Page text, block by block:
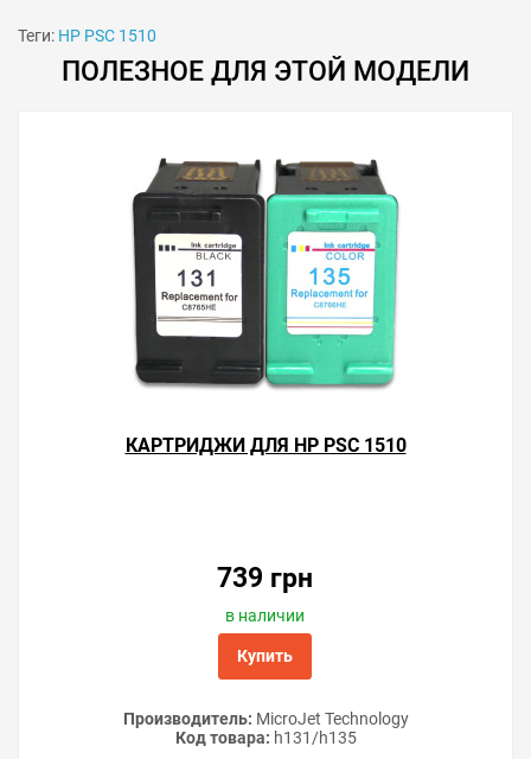
Подробное описание заправки и установки читайте в
Инструкции по установке СНПЧ на принтеры
» или в PDF-инструкции «
Установка СНПЧ на HP
Решили купить СНПЧ HP PSC 1510 — оформите заказ
на этой странице или напишите онлайн-консультанту.
Мы ответим на вопросы и поможем сделать печать на
Теги: HP PSC 1510
ПОЛЕЗНОЕ ДЛЯ ЭТОЙ МОДЕЛИ
КАРТРИДЖИ ДЛЯ HP PSC 1510
739 грн
в наличии
Купить
Производитель: MicroJet Technology
Код товара: h131/h135